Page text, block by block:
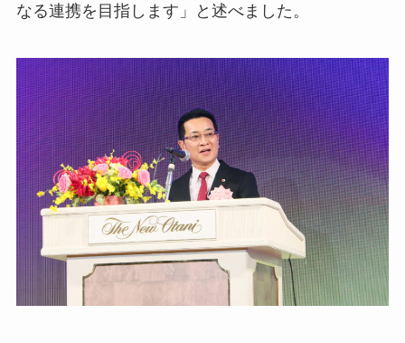
なる連携を目指します」と述べました。